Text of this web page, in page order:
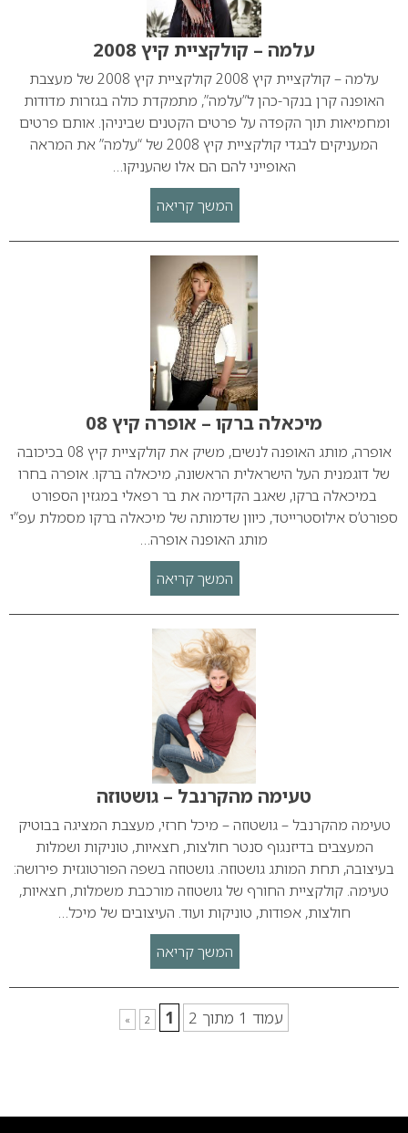
עלמה – קולקציית קיץ 2008
עלמה – קולקציית קיץ 2008 קולקציית קיץ 2008 של מעצבת
האופנה קרן בנקר-כהן ל”עלמה”, מתמקדת כולה בגזרות מדודות
ומחמיאות תוך הקפדה על פרטים הקטנים שביניהן. אותם פרטים
המעניקים לבגדי קולקציית קיץ 2008 של “עלמה” את המראה
האופייני להם הם אלו שהעניקו…
המשך קריאה
מיכאלה ברקו – אופרה קיץ 08
אופרה, מותג האופנה לנשים, משיק את קולקציית קיץ 08 בכיכובה
של דוגמנית העל הישראלית הראשונה, מיכאלה ברקו. אופרה בחרו
במיכאלה ברקו, שאגב הקדימה את בר רפאלי במגזין הספורט
ספורט’ס אילוסטרייטד, כיוון שדמותה של מיכאלה ברקו מסמלת עפ”י
מותג האופנה אופרה…
המשך קריאה
טעימה מהקרנבל – גושטוזה
טעימה מהקרנבל – גושטוזה – מיכל חרזי, מעצבת המציגה בבוטיק
המעצבים בדיזנגוף סנטר חולצות, חצאיות, טוניקות ושמלות
בעיצובה, תחת המותג גושטוזה. גושטוזה בשפה הפורטוגזית פירושה:
טעימה. קולקציית החורף של גושטוזה מורכבת משמלות, חצאיות,
חולצות, אפודות, טוניקות ועוד. העיצובים של מיכל…
המשך קריאה
עמוד 1 מתוך 2 1
2
»